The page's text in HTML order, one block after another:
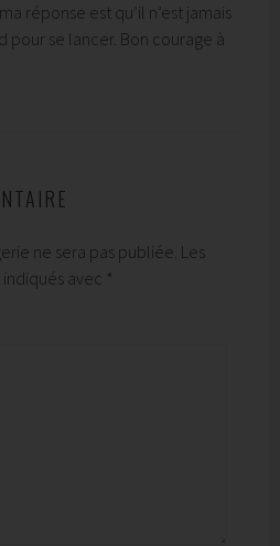
réponse est qu’il n’est jamais
pour se lancer. Bon courage à
ne sera pas publiée. Les
avec *